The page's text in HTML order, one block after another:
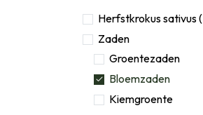
Herfstkrokus sativus
Zaden
Groentezaden
Bloemzaden
Kiemgroente